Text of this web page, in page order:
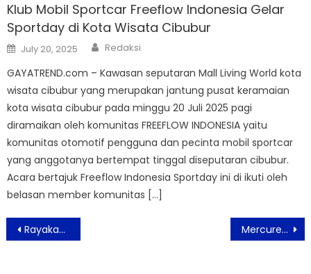
Klub Mobil Sportcar Freeflow Indonesia Gelar
Sportday di Kota Wisata Cibubur
Posted
on
July 20, 2025 Author
Redaksi
GAYATREND.com – Kawasan seputaran Mall Living World kota
wisata cibubur yang merupakan jantung pusat keramaian
kota wisata cibubur pada minggu 20 Juli 2025 pagi
diramaikan oleh komunitas FREEFLOW INDONESIA yaitu
komunitas otomotif pengguna dan pecinta mobil sportcar
yang anggotanya bertempat tinggal diseputaran cibubur.
Acara bertajuk Freeflow Indonesia Sportday ini di ikuti oleh
belasan member komunitas […]
Post
navigation
Rayakan HUT RI ke-78 di Hotel ASTON Priority Simatupang Hotel & Conference Center Dengan Nuansa “Pesona Indonesia” Mercure Serpong Alam Sutera Bersama Beam Indonesia Hadirkan Sepeda Listrik Pertama di Kawasan Alam Sutera